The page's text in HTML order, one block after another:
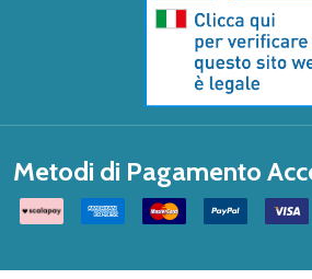
Metodi di Pagamento